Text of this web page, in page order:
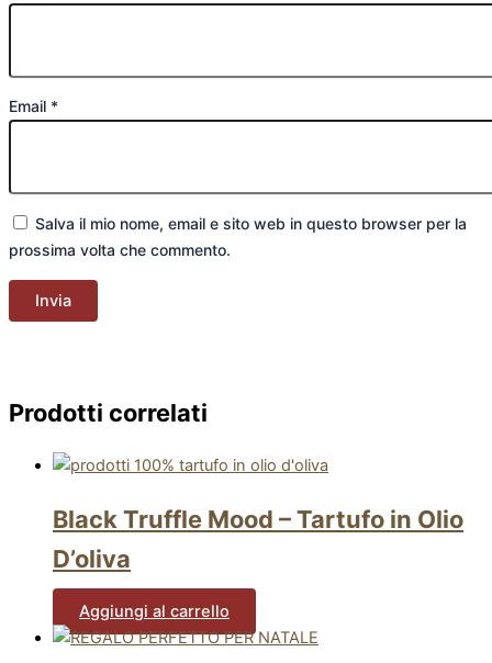
Email *
Salva il mio nome, email e sito web in questo browser per la
prossima volta che commento.
Prodotti correlati
Black Truffle Mood – Tartufo in Olio
D’oliva
Aggiungi al carrello